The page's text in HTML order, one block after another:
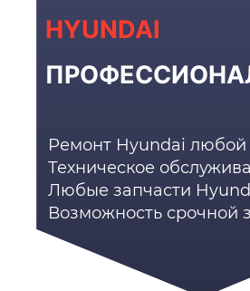
HYUNDAI
Ремонт Hyundai любой
Техническое
Любые запчасти
Возможность срочной